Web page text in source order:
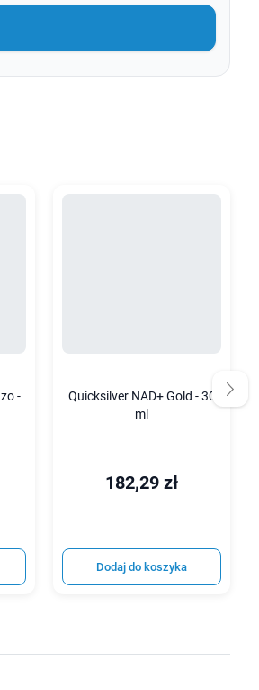
-
Quicksilver NAD+ Gold - 30
ml
182,29 zł
Dodaj do koszyka